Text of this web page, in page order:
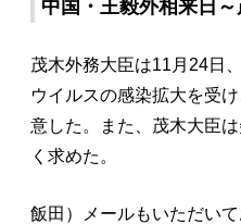
中国・王毅外相来日
茂木外務大臣は11月24日
ウイルスの感染拡大を受
意した。また、茂木大臣
く求めた。
飯田）メールもいただい